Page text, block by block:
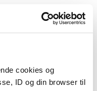
cookies og
ID og din browser til